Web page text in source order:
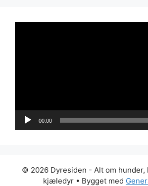
00:00
© 2026 Dyresiden - Alt om hunder,
kjæledyr • Bygget med